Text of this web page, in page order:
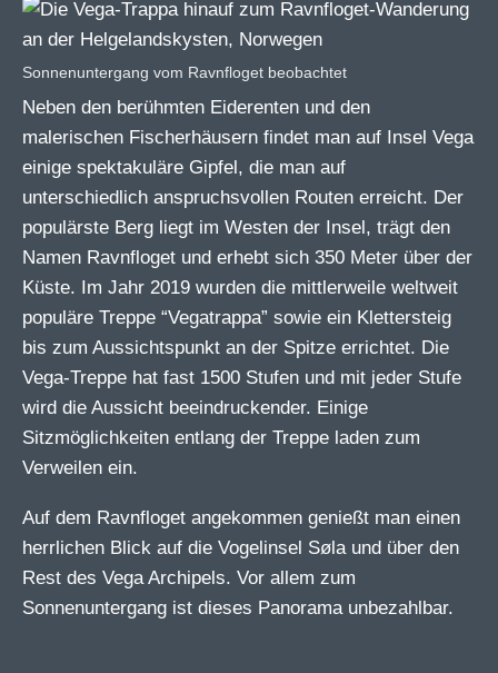
Sonnenuntergang vom Ravnfloget beobachtet
Neben den berühmten Eiderenten und den
malerischen Fischerhäusern findet man auf Insel Vega
einige spektakuläre Gipfel, die man auf
unterschiedlich anspruchsvollen Routen erreicht. Der
populärste Berg liegt im Westen der Insel, trägt den
Namen Ravnfloget und erhebt sich 350 Meter über der
Küste. Im Jahr 2019 wurden die mittlerweile weltweit
populäre Treppe “Vegatrappa” sowie ein Klettersteig
bis zum Aussichtspunkt an der Spitze errichtet. Die
Vega-Treppe hat fast 1500 Stufen und mit jeder Stufe
wird die Aussicht beeindruckender. Einige
Sitzmöglichkeiten entlang der Treppe laden zum
Verweilen ein.
Auf dem Ravnfloget angekommen genießt man einen
herrlichen Blick auf die Vogelinsel Søla und über den
Rest des Vega Archipels. Vor allem zum
Sonnenuntergang ist dieses Panorama unbezahlbar.